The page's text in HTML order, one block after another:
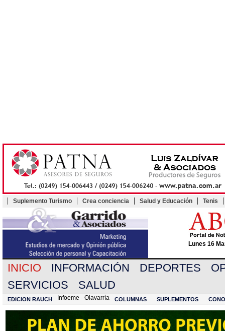
Suplemento Turismo Crea conciencia Salud y Educación Tenis
Lunes 16
INICIO INFORMACIÓN DEPORTES
SERVICIOS
SALUD
EDICION RAUCH Infoeme - Olavarría COLUMNAS SUPLEMENTOS